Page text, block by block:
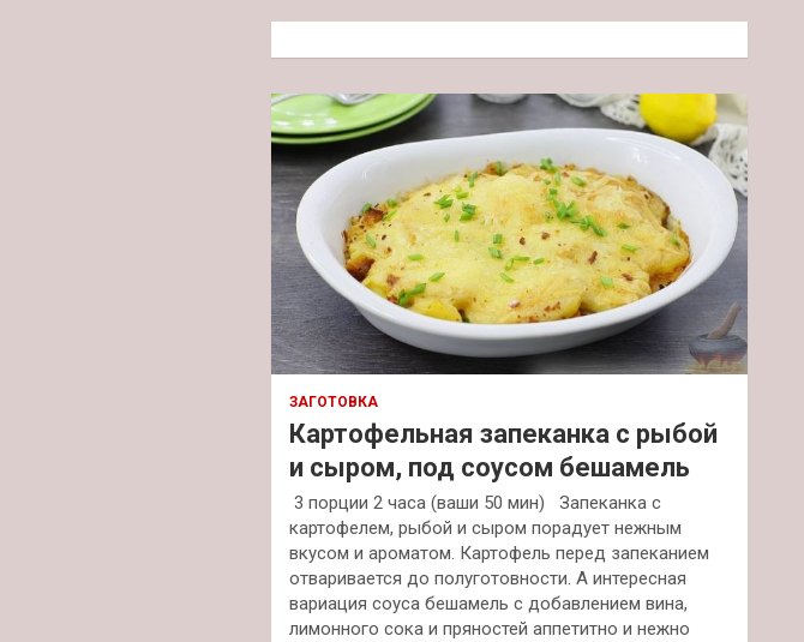
к
ЗАГОТОВКА
Картофельная запеканка с рыбой
и сыром, под соусом бешамель
3 порции 2 часа (ваши 50 мин) Запеканка с
картофелем, рыбой и сыром порадует нежным
вкусом и ароматом. Картофель перед запеканием
отваривается до полуготовности. А интересная
вариация соуса бешамель с добавлением вина,
лимонного сока и пряностей аппетитно и нежно